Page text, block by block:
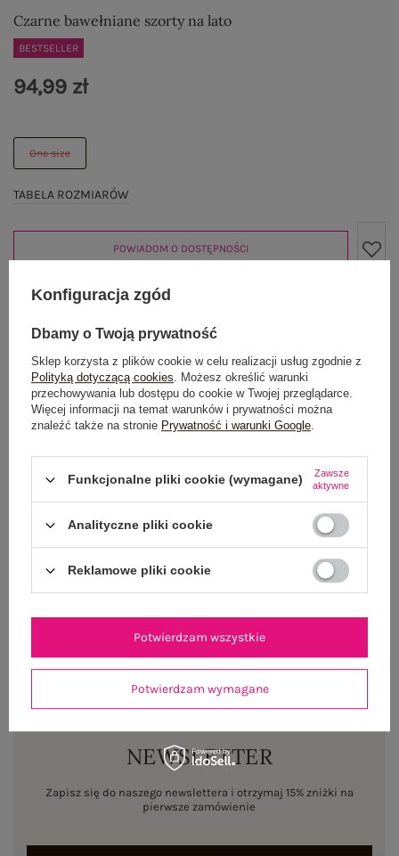
Czarne bawełniane szorty na lato
BESTSELLER
One size
TABELA ROZMIARÓW
94,99 zł
POWIADOM O DOSTĘPNOŚCI
OPIS PRODUKTU
OPINIE O PRODUKCIE (0)
WYSYŁKA I DOSTAWA
ZWROTY I REKLAMACJE
NEWSLETTER
Zapisz się do naszego newslettera i otrzymaj 15% zniżki na
pierwsze zamówienie
Konfiguracja zgód
Dbamy o Twoją prywatność
Sklep korzysta z plików cookie w celu realizacji usług zgodnie z
Polityką dotyczącą cookies. Możesz określić warunki
przechowywania lub dostępu do cookie w Twojej przeglądarce.
Więcej informacji na temat warunków i prywatności można
znaleźć także na stronie Prywatność i warunki Google.
Funkcjonalne pliki cookie (wymagane)
Zawsze
aktywne
Analityczne pliki cookie
Reklamowe pliki cookie
Potwierdzam wymagane
Potwierdzam wszystkie